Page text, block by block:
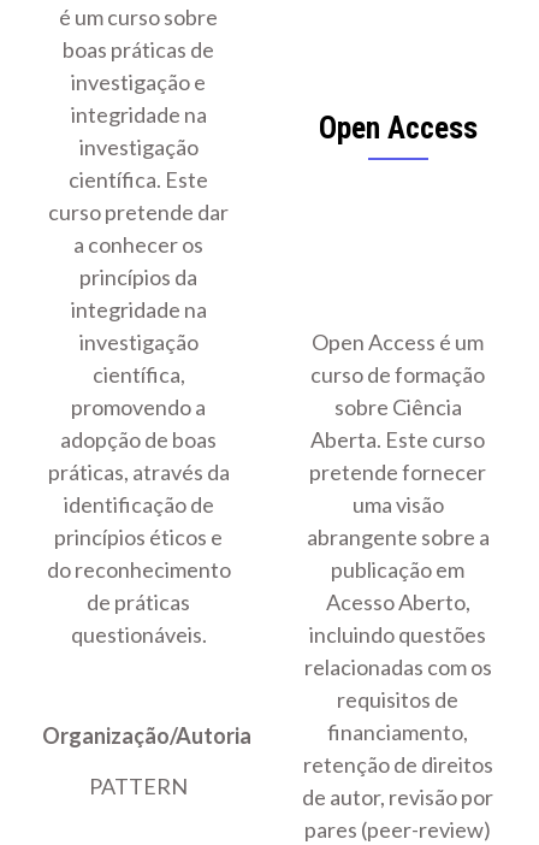
é um curso sobre
boas práticas de
investigação e
integridade na
investigação
científica. Este
curso pretende dar
a conhecer os
princípios da
integridade na
investigação
científica,
promovendo a
adopção de boas
práticas, através da
identificação de
princípios éticos e
do reconhecimento
de práticas
questionáveis.
Organização/Autoria
PATTERN
Open Access
Open Access é um
curso de formação
sobre Ciência
Aberta. Este curso
pretende fornecer
uma visão
abrangente sobre a
publicação em
Acesso Aberto,
incluindo questões
relacionadas com os
requisitos de
financiamento,
retenção de direitos
de autor, revisão por
pares (peer-review)